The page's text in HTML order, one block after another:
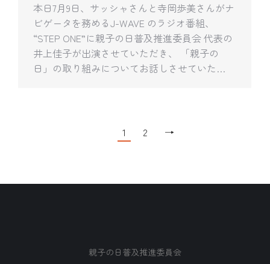
本日7月9日、サッシャさんと寺岡歩美さんがナ
ビゲータを務めるJ-WAVE のラジオ番組、
“STEP ONE”に親子の日普及推進委員会 代表の
井上佳子が出演させていただき、 「親子の
日」の取り組みについてお話しさせていた…
1 2 →
親子の日普及推進委員会